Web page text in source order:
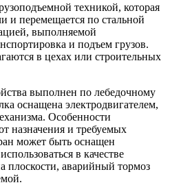
техникой, которая
и перемещается по стальной
выполняемой
и подъем грузов.
в цехах или строительных
выполнен по лебедочному
оснащена электродвигателем,
Особенности
назначения и требуемых
может быть оснащен
в качестве
плоскости, аварийный тормоз